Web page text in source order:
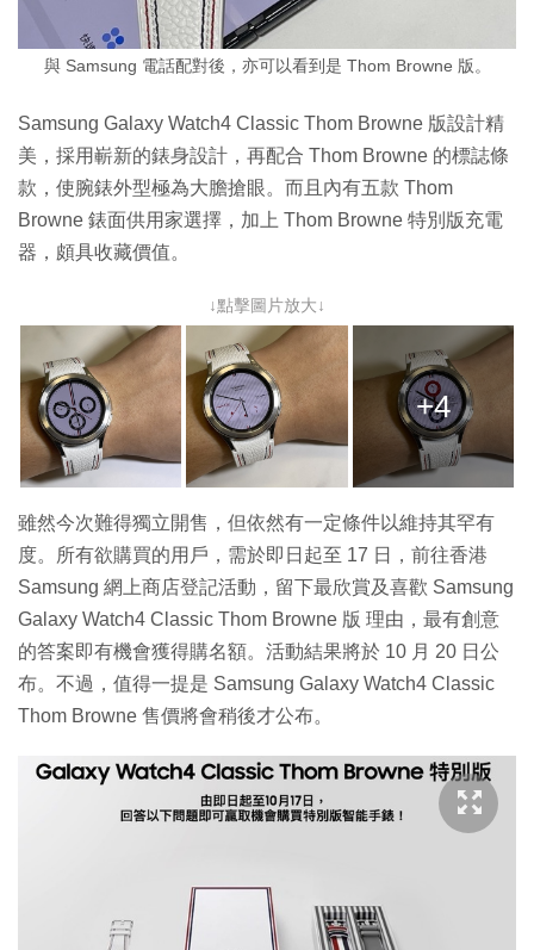
與 Samsung 電話配對後，亦可以看到是 Thom Browne 版。
Samsung Galaxy Watch4 Classic Thom Browne 版設計精
美，採用嶄新的錶身設計，再配合 Thom Browne 的標誌條
款，使腕錶外型極為大膽搶眼。而且內有五款 Thom
Browne 錶面供用家選擇，加上 Thom Browne 特別版充電
器，頗具收藏價值。
↓點擊圖片放大↓
+4
雖然今次難得獨立開售，但依然有一定條件以維持其罕有
度。所有欲購買的用戶，需於即日起至 17 日，前往香港
Samsung 網上商店登記活動，留下最欣賞及喜歡 Samsung
Galaxy Watch4 Classic Thom Browne 版 理由，最有創意
的答案即有機會獲得購名額。活動結果將於 10 月 20 日公
布。不過，值得一提是 Samsung Galaxy Watch4 Classic
Thom Browne 售價將會稍後才公布。